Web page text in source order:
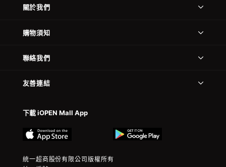
關於我們
購物須知
聯絡我們
友善連結
下載 iOPEN Mall App
統一超商股份有限公司版權所有